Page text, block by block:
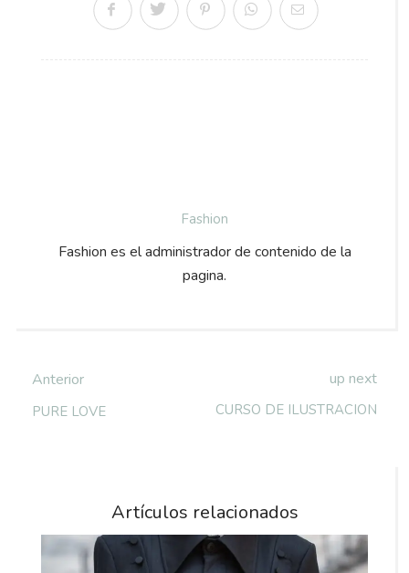
Fashion
Fashion es el administrador de contenido de la
pagina.
Anterior
PURE LOVE
up next
CURSO DE ILUSTRACION
Artículos relacionados